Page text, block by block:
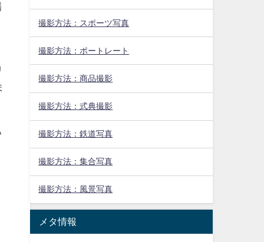
撮影方法：スポーツ写真
撮影方法：ポートレート
撮影方法：商品撮影
撮影方法：式典撮影
撮影方法：鉄道写真
撮影方法：集合写真
撮影方法：風景写真
メタ情報